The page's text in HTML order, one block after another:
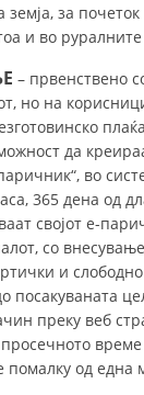
E UJIT SHPËTIMIT –
PROJEKTE
ME PUBLIKUN
I OPINIONIT PUBLIK
PROJEKTE
PËR KËRKIM
земја, за
и во
– првенствено
но на
да
во
365 дена од
својот е-
со
и
посакуваната
преку веб
време
помалку од една